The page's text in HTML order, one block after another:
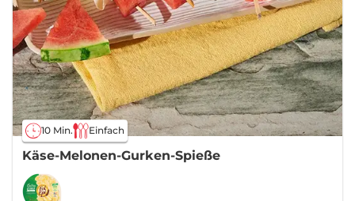
10 Min. Einfach
Käse-Melonen-Gurken-Spieße